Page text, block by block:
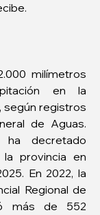
milímetros
en la
según registros
de Aguas.
decretado
provincia en
En 2022, la
Regional de
más de 552